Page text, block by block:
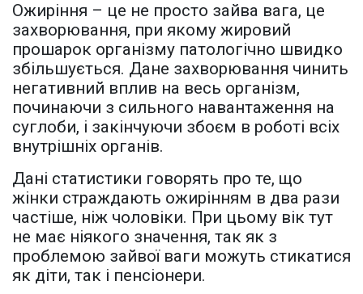
Ожиріння – це не просто зайва вага, це
захворювання, при якому жировий
прошарок організму патологічно швидко
збільшується. Дане захворювання чинить
негативний вплив на весь організм,
починаючи з сильного навантаження на
суглоби, і закінчуючи збоєм в роботі всіх
внутрішніх органів.
Дані статистики говорять про те, що
жінки страждають ожирінням в два рази
частіше, ніж чоловіки. При цьому вік тут
не має ніякого значення, так як з
проблемою зайвої ваги можуть стикатися
як діти, так і пенсіонери.